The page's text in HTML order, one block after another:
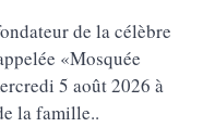
de la célèbre
«Mosquée
5 août 2026 à
la famille..